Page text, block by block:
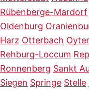
Rübenberge-Mardorf
Oldenburg
Harz Otterbach
Rehburg-Loccum
Ronnenberg Sankt
Siegen Springe Stelle